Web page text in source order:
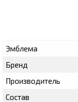
Эмблема
Бренд
Производитель
Состав